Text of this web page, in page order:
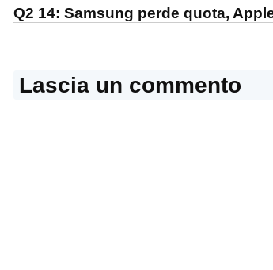
Q2 14: Samsung perde quota,
Lascia un commento